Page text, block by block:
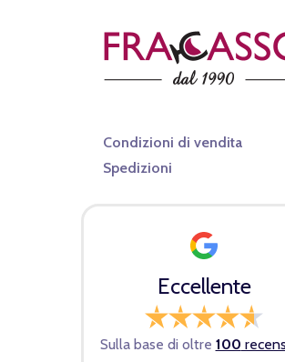
Condizioni di vendita
Spedizioni
Eccellente
Sulla base di oltre 100